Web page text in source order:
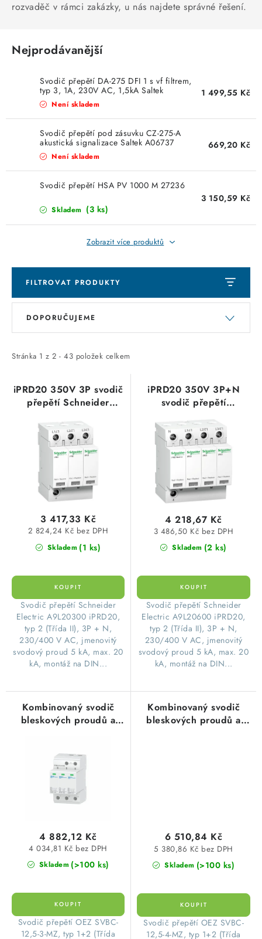
OSVĚTLENÍ
Otevírací doba výdejny
Obchodní podmínky
Ochrana osobních údajů
rozvaděč v rámci zakázky, u nás najdete správné řešení.
Nejprodávanější
Svodič přepětí DA-275 DFI 1 s vf filtrem,
typ 3, 1A, 230V AC, 1,5kA Saltek
A01205
Není skladem
1 499,55 Kč
Svodič přepětí pod zásuvku CZ-275-A
akustická signalizace Saltek A06737
Není skladem
669,20 Kč
Svodič přepětí HSA PV 1000 M 27236
Skladem (3 ks)
3 150,59 Kč
Zobrazit více produktů
FILTROVAT PRODUKTY
V
i
p
Stránka 1 z 2 - 43 položek celkem
Ř
e
í
DOPORUČUJEME
iPRD20 350V 3P svodič
přepětí Schneider
Skladem (1 ks)
2 824,24 Kč bez DPH
3 417,33 Kč
​Svodič přepětí Schneider
Electric A9L20300 iPRD20,
typ 2 (Třída II), 3P + N,
230/400 V AC, jmenovitý
svodový proud 5 kA, max. 20
kA, montáž na DIN...
iPRD20 350V 3P+N
svodič přepětí
A9L20600
Skladem (2 ks)
3 486,50 Kč bez DPH
4 218,67 Kč
​Svodič přepětí Schneider
Electric A9L20600 iPRD20,
typ 2 (Třída II), 3P + N,
230/400 V AC, jmenovitý
svodový proud 5 kA, max. 20
kA, montáž na DIN...
Kombinovaný svodič
bleskových proudů a
Skladem (>100 ks)
4 034,81 Kč bez DPH
4 882,12 Kč
​Svodič přepětí OEZ SVBC-
12,5-3-MZ, typ 1+2 (Třída
Kombinovaný svodič
bleskových proudů a
Skladem (>100 ks)
5 380,86 Kč bez DPH
6 510,84 Kč
​Svodič přepětí OEZ SVBC-
12,5-4-MZ, typ 1+2 (Třída